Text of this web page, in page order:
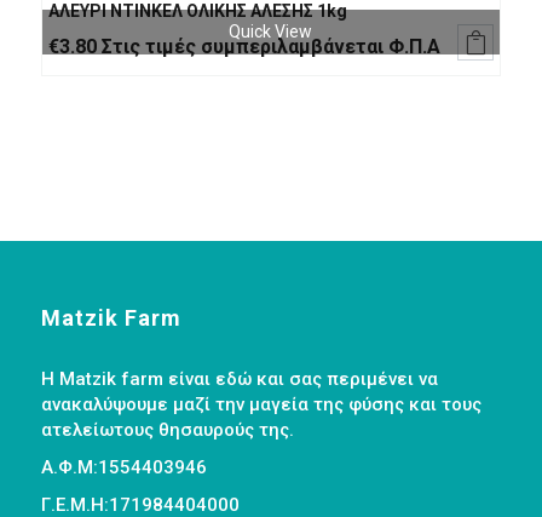
ΑΛΕΥΡΙ ΝΤΙΝΚΕΛ ΟΛΙΚΗΣ ΑΛΕΣΗΣ 1kg
€3.80 Στις τιμές συμπεριλαμβάνεται Φ.Π.Α
Quick View 
Matzik Farm
Η Matzik farm είναι εδώ και σας περιμένει να
ανακαλύψουμε μαζί την μαγεία της φύσης και τους
ατελείωτους θησαυρούς της.
Α.Φ.Μ:1554403946
Γ.Ε.Μ.Η:171984404000